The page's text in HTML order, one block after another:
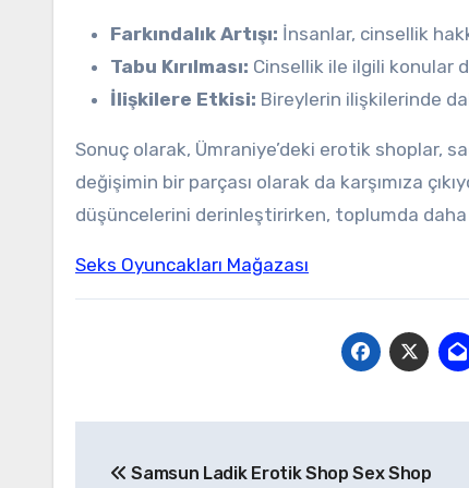
Farkındalık Artışı: İnsanlar, cinsellik
Tabu Kırılması: Cinsellik ile ilgili konular
İlişkilere Etkisi: Bireylerin ilişkilerinde
Sonuç olarak, Ümraniye’deki erotik shoplar,
değişimin bir parçası olarak da karşımıza
düşüncelerini derinleştirirken, toplumda daha
Seks Oyuncakları Mağazası
Samsun Ladik Erotik Shop Sex Shop